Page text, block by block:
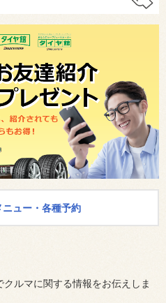
ュー・各種予約
ルマに関する情報をお伝えしま